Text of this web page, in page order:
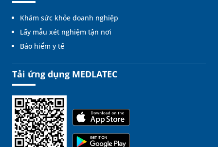
Khám sức khỏe doanh nghiệp
Lấy mẫu xét nghiệm tận nơi
Bảo hiểm y tế
Tải ứng dụng MEDLATEC